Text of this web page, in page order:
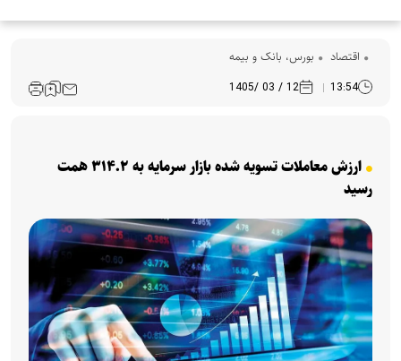
اقتصاد بورس، بانک و بیمه
13:54
12 / 03 /1405
ارزش معاملات تسویه شده بازار سرمایه به ۳۱۴.۲ همت
رسید